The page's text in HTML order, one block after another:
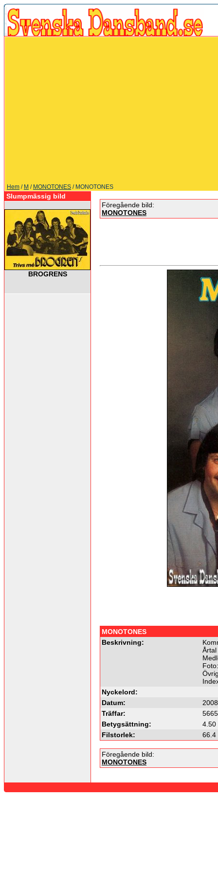
Hem / M / MONOTONES / MONOTONES
Slumpmässig bild
BROGRENS
Föregående bild:
MONOTONES
MONOTONES
Beskrivning:
Nyckelord:
Datum:
Träffar:
5665
Betygsättning:
4.50
Filstorlek:
66.4
Föregående bild:
MONOTONES